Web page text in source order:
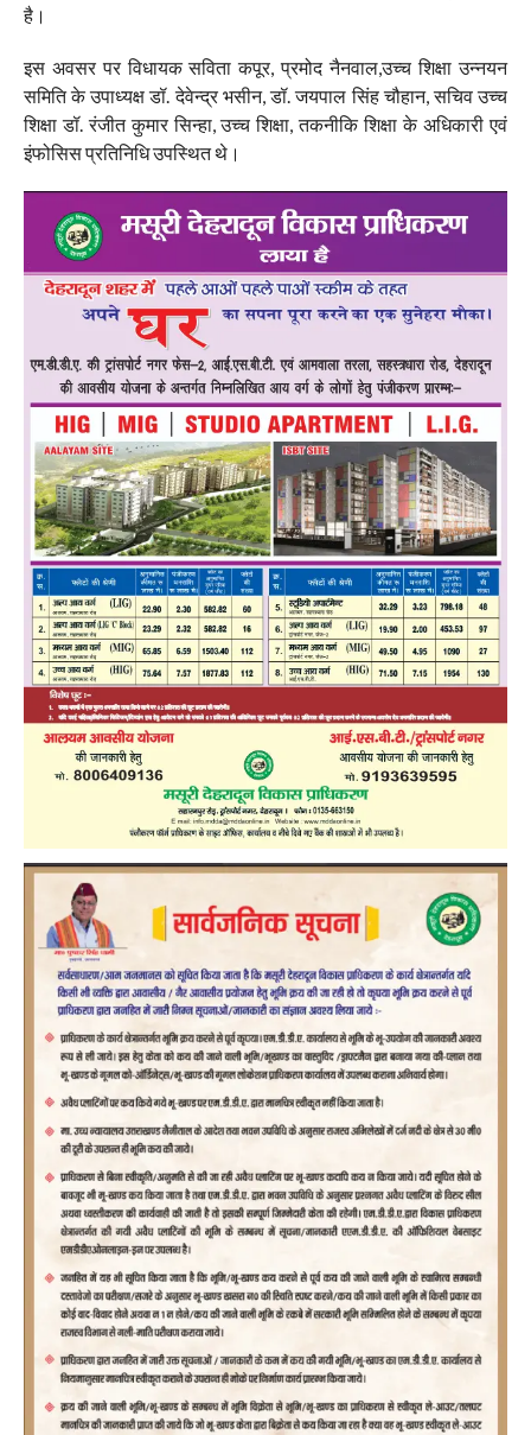
है।
इस अवसर पर विधायक सविता कपूर, प्रमोद नैनवाल,उच्च शिक्षा उन्नयन
समिति के उपाध्यक्ष डॉ. देवेन्द्र भसीन, डॉ. जयपाल सिंह चौहान, सचिव उच्च
शिक्षा डॉ. रंजीत कुमार सिन्हा, उच्च शिक्षा, तकनीकि शिक्षा के अधिकारी एवं
इंफोसिस प्रतिनिधि उपस्थित थे।